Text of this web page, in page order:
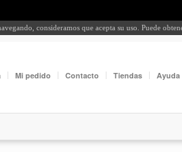
consideramos que acepta su uso. Puede
Mi pedido Contacto Tiendas Ayuda